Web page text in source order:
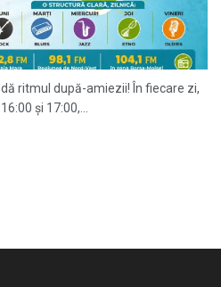
ritmul după-amiezii! În fiecare zi,
și 17:00,...